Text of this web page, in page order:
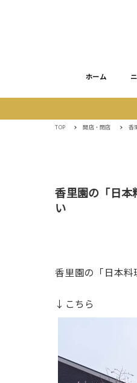
ホーム
TOP 開店・閉店 香
香里園の「日本
い
香里園の「日本料
↓こちら